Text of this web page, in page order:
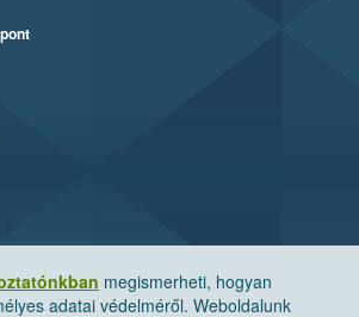
megismerheti, hogyan
adatai védelméről. Weboldalunk